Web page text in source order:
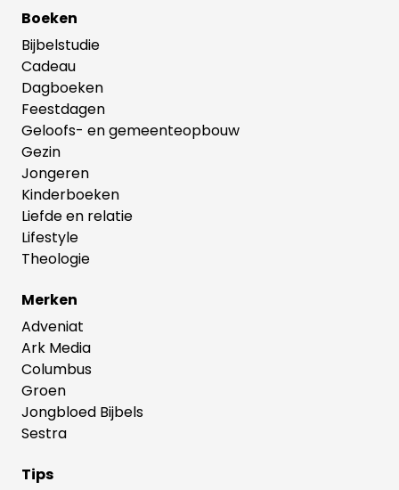
Boeken
Bijbelstudie
Cadeau
Dagboeken
Feestdagen
Geloofs- en gemeenteopbouw
Gezin
Jongeren
Kinderboeken
Liefde en relatie
Lifestyle
Theologie
Merken
Adveniat
Ark Media
Columbus
Groen
Jongbloed Bijbels
Sestra
Tips